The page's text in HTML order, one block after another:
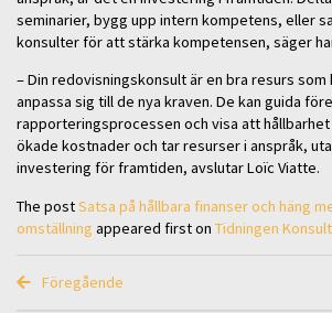
seminarier, bygg upp intern kompetens, eller
konsulter för att stärka kompetensen, säger
– Din redovisningskonsult är en bra resurs som
anpassa sig till de nya kraven. De kan guida
rapporteringsprocessen och visa att
ökade kostnader och tar resurser i anspråk,
investering för framtiden, avslutar Loïc Viatte.
The postSatsa på hållbara finanser och häng
omställning appeared first on Tidningen
Föregående